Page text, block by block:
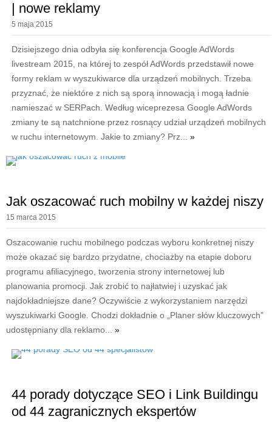
| nowe reklamy
5 maja 2015
Dzisiejszego dnia odbyła się konferencja Google AdWords
livestream 2015, na której to zespół AdWords przedstawił nowe
formy reklam w wyszukiwarce dla urządzeń mobilnych. Trzeba
przyznać, że niektóre z nich są sporą innowacją i mogą ładnie
namieszać w SERPach. Według wiceprezesa Google AdWords
zmiany te są natchnione przez rosnący udział urządzeń mobilnych
w ruchu internetowym. Jakie to zmiany? Prz... »
Jak oszacować ruch mobilny w każdej niszy
15 marca 2015
Oszacowanie ruchu mobilnego podczas wyboru konkretnej niszy
może okazać się bardzo przydatne, chociażby na etapie doboru
programu afiliacyjnego, tworzenia strony internetowej lub
planowania promocji. Jak zrobić to najłatwiej i uzyskać jak
najdokładniejsze dane? Oczywiście z wykorzystaniem narzędzi
wyszukiwarki Google. Chodzi dokładnie o „Planer słów kluczowych”
udostępniany dla reklamo... »
44 porady dotyczące SEO i Link Buildingu
od 44 zagranicznych ekspertów